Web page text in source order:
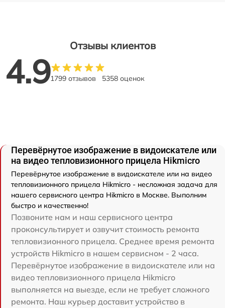
Отзывы клиентов
4.91799 отзывов 5358 оценок
Перевёрнутое изображение в видоискателе или
на видео тепловизионного прицела Hikmicro
Перевёрнутое изображение в видоискателе или на видео
тепловизионного прицела Hikmicro - несложная задача для
нашего сервисного центра Hikmicro в Москве. Выполним
быстро и качественно!
Позвоните нам и наш сервисного центра
проконсультирует и озвучит стоимость ремонта
тепловизионного прицела. Среднее время ремонта
устройств Hikmicro в нашем сервисном - 2 часа.
Перевёрнутое изображение в видоискателе или на
видео тепловизионного прицела Hikmicro
выполняется на выезде, если не требует сложного
ремонта. Наш курьер доставит устройство в